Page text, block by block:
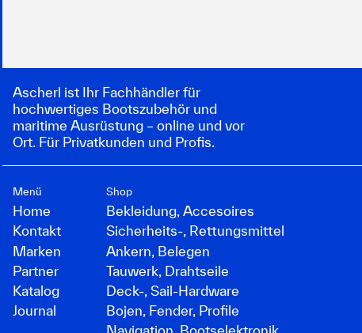
Ascherl ist Ihr Fachhändler für
hochwertiges Bootszubehör und
maritime Ausrüstung – online und vor
Ort. Für Privatkunden und Profis.
Menü
Home
Kontakt
Marken
Partner
Katalog
Journal
Shop
Bekleidung, Accesoires
Sicherheits-, Rettungsmittel
Ankern, Belegen
Tauwerk, Drahtseile
Deck-, Sail-Hardware
Bojen, Fender, Profile